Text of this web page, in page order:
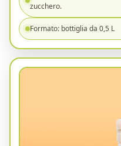
zucchero.
Formato: bottiglia da 0,5 L